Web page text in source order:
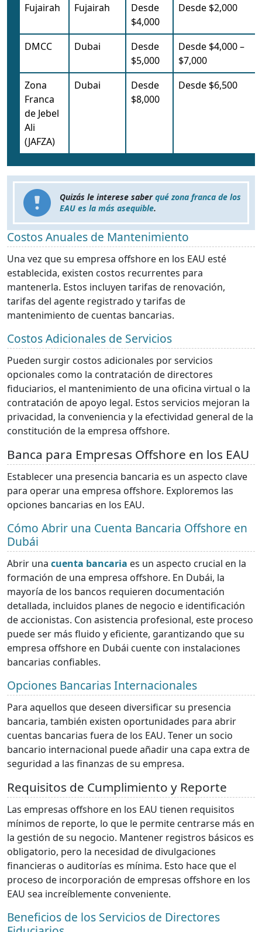
Fujairah Fujairah
Desde
$4,000
Desde $2,000
DMCC Dubai
Desde
$5,000
Desde $4,000 –
$7,000
Zona
Franca
de Jebel
Ali
(JAFZA)
Dubai
Desde
$8,000
Desde $6,500
Quizás le interese saberqué zona franca de los
EAU es la más asequible.
Costos Anuales de Mantenimiento
Una vez que su empresa offshore en los EAU esté
establecida, existen costos recurrentes para
mantenerla. Estos incluyen tarifas de renovación,
tarifas del agente registrado y tarifas de
mantenimiento de cuentas bancarias.
Costos Adicionales de Servicios
Pueden surgir costos adicionales por servicios
opcionales como la contratación de directores
fiduciarios, el mantenimiento de una oficina virtual o la
contratación de apoyo legal. Estos servicios mejoran la
privacidad, la conveniencia y la efectividad general de la
constitución de la empresa offshore.
Banca para Empresas Offshore en los EAU
Establecer una presencia bancaria es un aspecto clave
para operar una empresa offshore. Exploremos las
opciones bancarias en los EAU.
Cómo Abrir una Cuenta Bancaria Offshore en
Dubái
Abrir una cuenta bancaria es un aspecto crucial en la
formación de una empresa offshore. En Dubái, la
mayoría de los bancos requieren documentación
detallada, incluidos planes de negocio e identificación
de accionistas. Con asistencia profesional, este proceso
puede ser más fluido y eficiente, garantizando que su
empresa offshore en Dubái cuente con instalaciones
bancarias confiables.
Opciones Bancarias Internacionales
Para aquellos que deseen diversificar su presencia
bancaria, también existen oportunidades para abrir
cuentas bancarias fuera de los EAU. Tener un socio
bancario internacional puede añadir una capa extra de
seguridad a las finanzas de su empresa.
Requisitos de Cumplimiento y Reporte
Las empresas offshore en los EAU tienen requisitos
mínimos de reporte, lo que le permite centrarse más en
la gestión de su negocio. Mantener registros básicos es
obligatorio, pero la necesidad de divulgaciones
financieras o auditorías es mínima. Esto hace que el
proceso de incorporación de empresas offshore en los
EAU sea increíblemente conveniente.
Beneficios de los Servicios de Directores